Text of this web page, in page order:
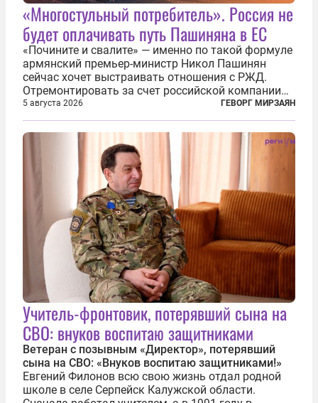
«Многостульный потребитель». Россия не
будет оплачивать путь Пашиняна в ЕС
«Почините и свалите» — именно по такой формуле
армянский премьер-министр Никол Пашинян
сейчас хочет выстраивать отношения с РЖД.
Отремонтировать за счет российской компании
железнодорожную инфраструктуру в районе
прохождения TRIPP (коридора, который должен
связать Азербайджан и Турцию через...
5 августа 2026 ГЕВОРГ МИРЗАЯН
Учитель-фронтовик, потерявший сына на
СВО: внуков воспитаю защитниками
Ветеран с позывным «Директор», потерявший
сына на СВО: «Внуков воспитаю защитниками!»
Евгений Филонов всю свою жизнь отдал родной
школе в селе Серпейск Калужской области.